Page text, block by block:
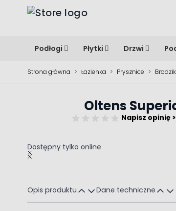
Przejdź do treści
Podłogi Płytki Drzwi
Strona główna > Łazienka > Prysznice >
Oltens
Napisz opinię >
Dostępny tylko online
Main image
Click to view image in fullscreen
Opis produktu Dane techniczne